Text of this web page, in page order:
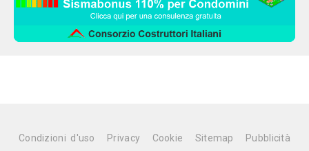
Condizioni d'uso Privacy Cookie Sitemap Pubblicità